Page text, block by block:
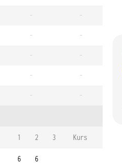
- -
- -
- -
- -
- -
1 2 3 Kurs
6
6